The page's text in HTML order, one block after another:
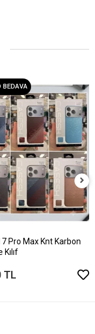
BEDAVA
Pro Max Knt Karbon
TL